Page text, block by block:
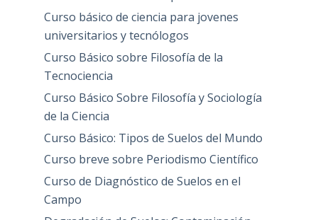
Curso básico de ciencia para jovenes
universitarios y tecnólogos
Curso Básico sobre Filosofía de la
Tecnociencia
Curso Básico Sobre Filosofía y Sociología
de la Ciencia
Curso Básico: Tipos de Suelos del Mundo
Curso breve sobre Periodismo Científico
Curso de Diagnóstico de Suelos en el
Campo